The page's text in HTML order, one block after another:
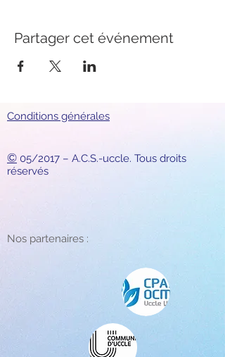
Partager cet événement
Conditions générales
© 05/2017 – A.C.S.-uccle. Tous droits
réservés
Nos partenaires :